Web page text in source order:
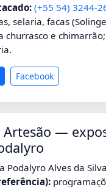
(+55 54) 3244-
selaria, facas
churrasco e
Facebook
Artesão —
Podalyro Alves da